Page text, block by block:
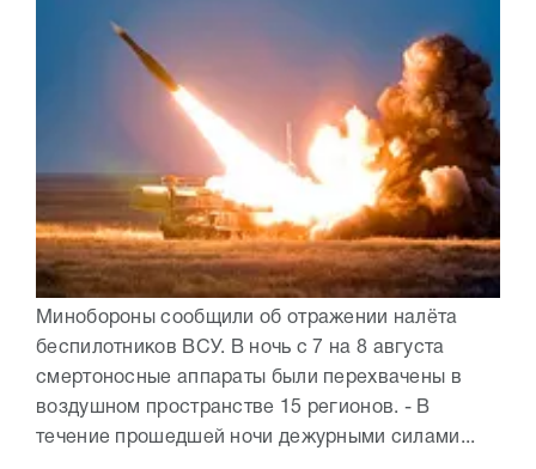
Минобороны сообщили об отражении налёта
беспилотников ВСУ. В ночь с 7 на 8 августа
смертоносные аппараты были перехвачены в
воздушном пространстве 15 регионов. - В
течение прошедшей ночи дежурными силами...